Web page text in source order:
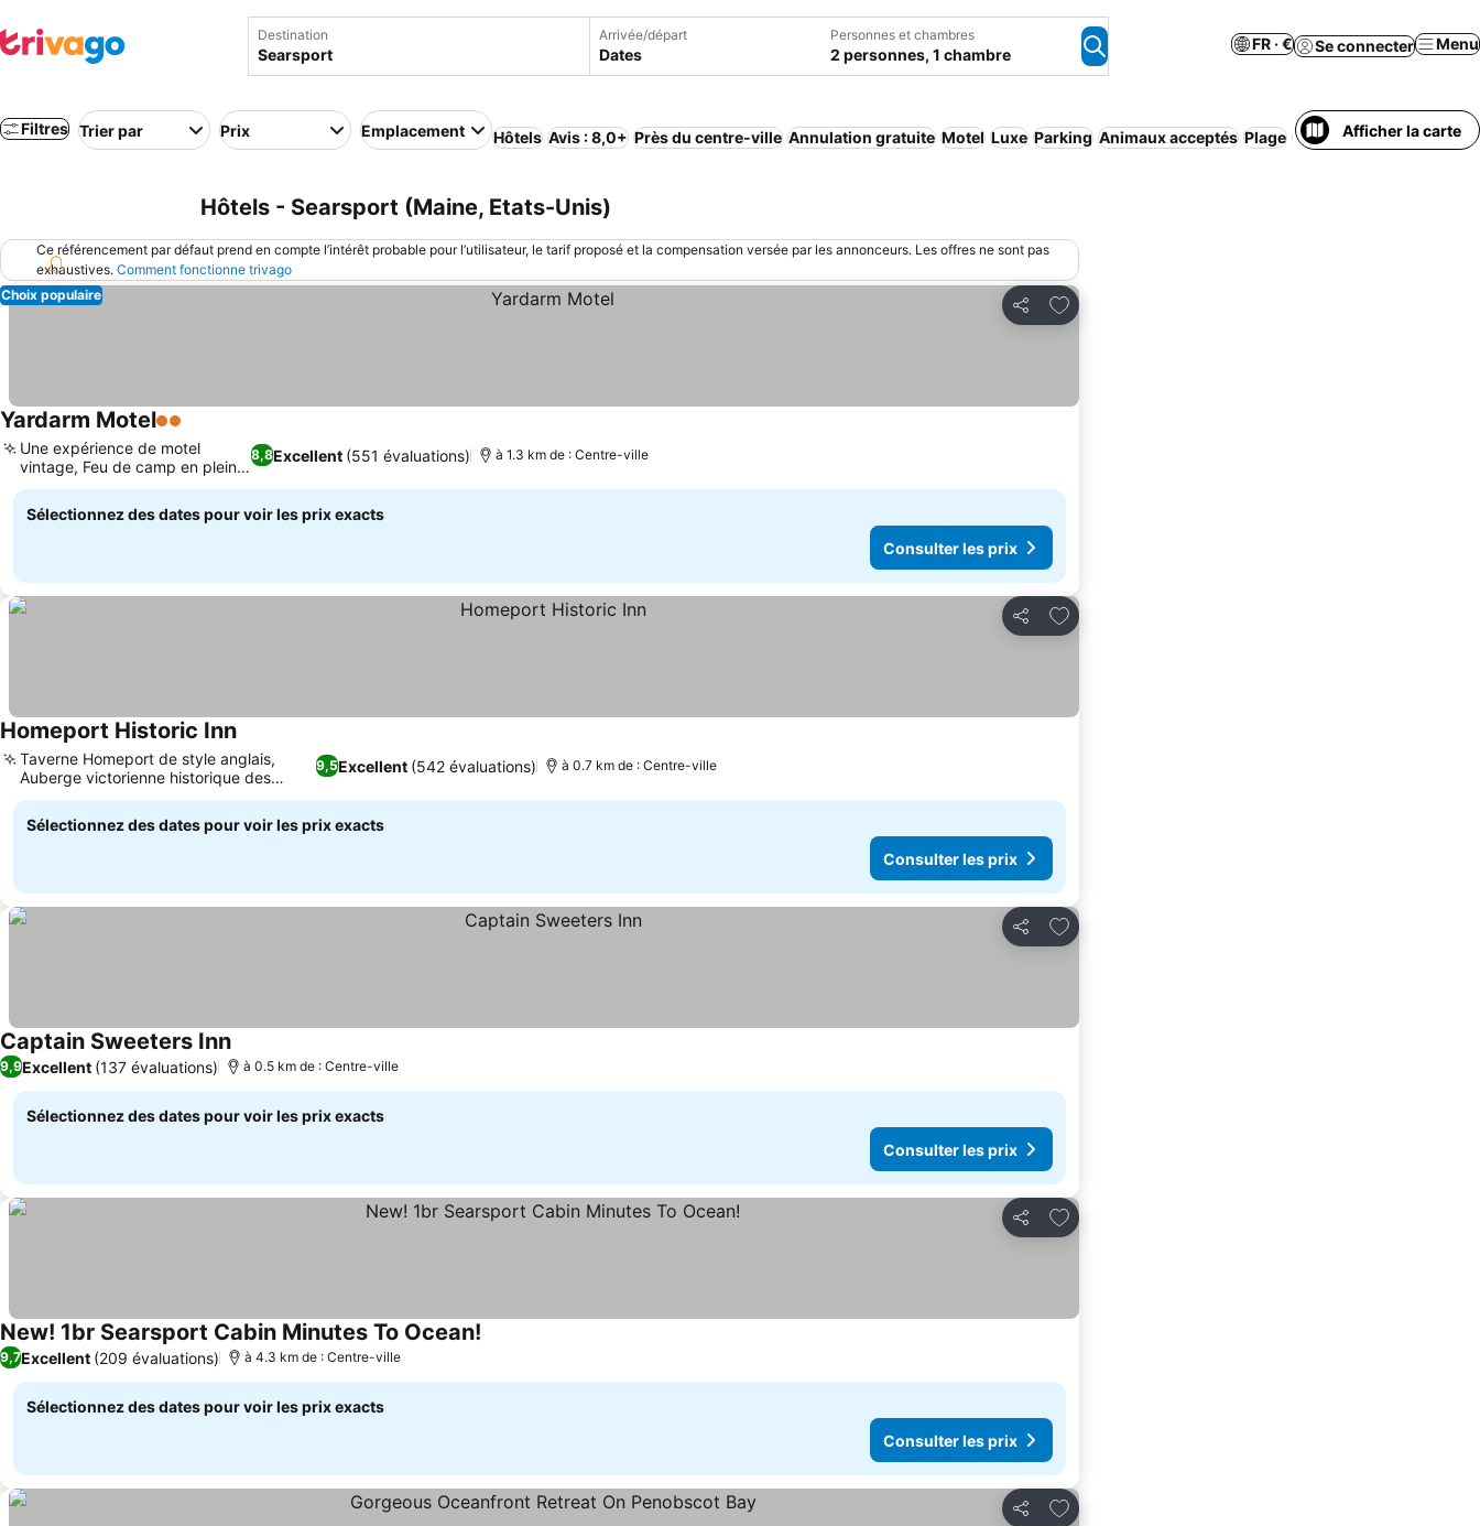
Destination Arrivée/départ
Dates
Personnes et chambres
2 personnes, 1 chambre
FR · € Se connecter Menu
Filtres Trier par Prix Emplacement Hôtels Avis : 8,0+ Près du centre-ville Annulation gratuite Motel Luxe Parking Animaux acceptés Plage ClimatisationAfficher la carte
Hôtels - Searsport (Maine, Etats-Unis)
Ce référencement par défaut prend en compte l’intérêt probable pour l’utilisateur, le tarif proposé et la compensation versée par les annonceurs. Les offres ne sont pas
exhaustives. Comment fonctionne trivago
Partager
Ajouter à mes favoris
Choix populaire
Yardarm Motel2 Étoiles
8,8Excellent (551 évaluations)
Une expérience de motel
vintage, Feu de camp en plein
air
à 1.3 km de : Centre-ville
Sélectionnez des dates pour voir les prix exacts
Consulter les prix
Partager
Ajouter à mes favoris
Homeport Historic Inn
9,5Excellent (542 évaluations)
Taverne Homeport de style anglais,
Auberge victorienne historique des
années 1860
à 0.7 km de : Centre-ville
Sélectionnez des dates pour voir les prix exacts
Consulter les prix
Partager
Ajouter à mes favoris
Captain Sweeters Inn
9,9Excellent (137 évaluations) à 0.5 km de : Centre-ville
Sélectionnez des dates pour voir les prix exacts
Consulter les prix
Partager
Ajouter à mes favoris
New! 1br Searsport Cabin Minutes To Ocean!
9,7Excellent (209 évaluations) à 4.3 km de : Centre-ville
Sélectionnez des dates pour voir les prix exacts
Consulter les prix
Partager
Ajouter à mes favoris